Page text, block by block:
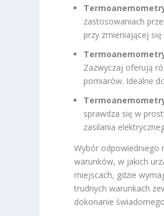
zastosowaniach
przy zmieniającej
Zazwyczaj oferują
pomiarów. Idealne
sprawdza się w
zasilania
Wybór odpowiedniego
warunków, w jakich
miejscach, gdzie
trudnych warunkach
dokonanie